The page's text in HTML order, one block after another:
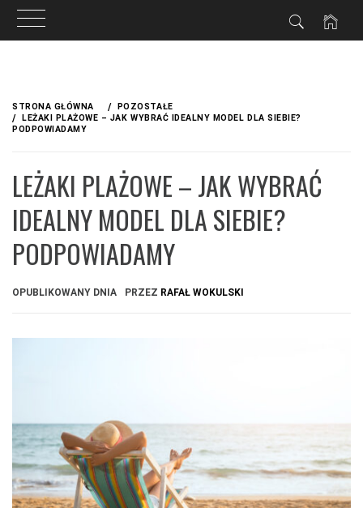
treściSTRONA GŁÓWNA
POZOSTAŁE
LEŻAKI PLAŻOWE – JAK WYBRAĆ IDEALNY MODEL DLA SIEBIE?
PODPOWIADAMY
LEŻAKI PLAŻOWE – JAK WYBRAĆ
IDEALNY MODEL DLA SIEBIE?
PODPOWIADAMY
OPUBLIKOWANY DNIA PRZEZ RAFAŁ WOKULSKI